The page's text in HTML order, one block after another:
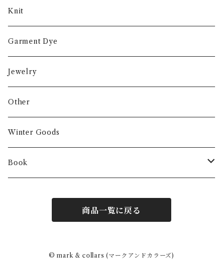
Knit
Garment Dye
Jewelry
Other
Winter Goods
Book
商品一覧に戻る
© mark & collars (マークアンドカラーズ)